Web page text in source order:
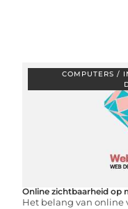
COMPUTERS /
Online zichtbaarheid op
Het belang van